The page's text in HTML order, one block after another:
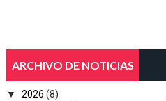
ARCHIVO DE NOTICIAS
▼ 2026 (8)